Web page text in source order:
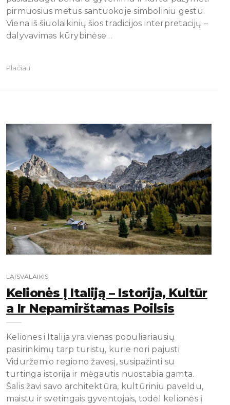
pirmuosius metus santuokoje simboliniu gestu.
Viena iš šiuolaikinių šios tradicijos interpretacijų –
dalyvavimas kūrybinėse…
Plačiau
LAISVALAIKIS
Kelionės Į Italiją – Istorija, Kultūr
A Ir Nepamirštamas Poilsis
Keliones i Italija yra vienas populiariausių
pasirinkimų tarp turistų, kurie nori pajusti
Viduržemio regiono žavesį, susipažinti su
turtinga istorija ir mėgautis nuostabia gamta.
Šalis žavi savo architektūra, kultūriniu paveldu,
maistu ir svetingais gyventojais, todėl kelionės į